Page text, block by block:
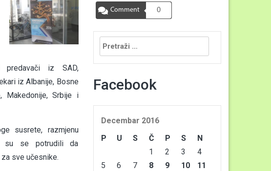
predavači iz SAD,
iz Albanije, Bosne
Makedonije, Srbije i
susrete, razmjenu
su se potrudili da
sve učesnike.
Comment 0
Pretraga:
Facebook
Decembar 2016
P
U S Č P S
N
1
2 3
4
5
6 7 8 9 10
11